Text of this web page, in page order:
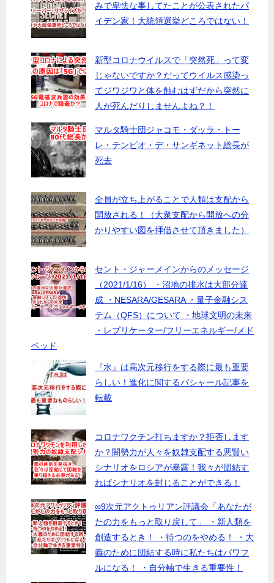
みで卑怯な事してたことが公表されたバ
イデン家！大統領選挙どころではない！
新型コロナウイルスで「突然死」って変
じゃないですか？だってウイルス感染っ
てジワジワと体を蝕むはずだから突然に
人が死んだりしませんよね？！
マルタ騎士団ジャコモ・ダッラ・トー
レ・テンピオ・デ・サンギネット総長が
死去
全員が立ち上がることで人類は支配から
開放される！（大衆支配から開放への分
かりやすい図を拝借させて頂きました）
セント・ジャーメインからのメッセージ
（2021/1/16） ・沼地の排水は大部分達
成 ・NESARA/GESARA ・量子金融シス
テム（QFS）について ・地球文明の未来
・レプリケーター/フリーエネルギー/メド
ベッド
『水』は高次元移行をする際に最も重要
らしい！進化に関するバシャール記事を
転載
コロナワクチン打ちますか？拒否します
か？闇勢力が人々を奴隷支配する悪賢い
シナリオをロシアが暴露！我々が団結す
ればシナリオを封じることができる！
∞9次元アクトゥリアン評議会「あなたが
たの力をもっと取り戻して」 ・新人類を
創造するとき！ ・待つのをやめる！ ・大
義のために団結する時に私たちはパワフ
ルになる！ ・自分軸で生きる重要性！